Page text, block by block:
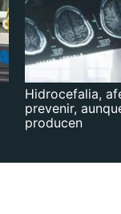
Hidrocefalia,
prevenir,
producen